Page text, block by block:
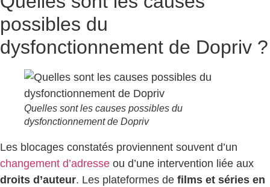
possibles du
dysfonctionnement de Dopriv ?
Quelles sont les causes possibles du
dysfonctionnement de Dopriv
Les blocages constatés proviennent souvent d’un
changement d’adresse ou d’une intervention liée aux
droits d’auteur. Les plateformes de films et séries en